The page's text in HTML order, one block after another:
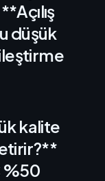
düşük
kalite
%50